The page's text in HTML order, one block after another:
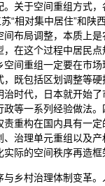
关于空间重组方式
“相对集中居住”和陕
布局调整，本质上
，在这个过程中居民
空间重组一定要在市
，既包括区划调整等
治时代，日本就开始
政等一系列经验做法
责重构在国内具有一
、治理单元重组以及
际的空间秩序再造框
与乡村治理体制变革